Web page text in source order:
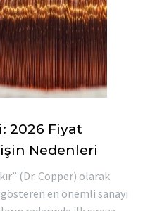
2026 Fiyat
Nedenleri
(Dr. Copper) olarak
en önemli sanayi